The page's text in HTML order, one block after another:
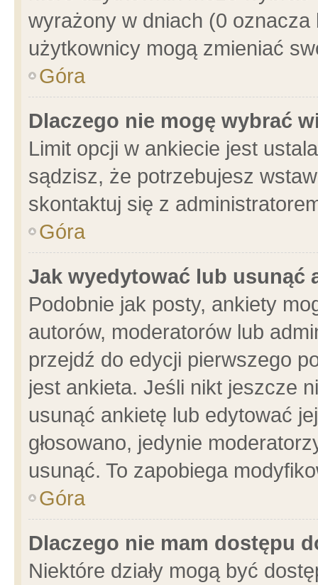
wyrażony w dniach (0
użytkownicy mogą zmieniać
Góra
Dlaczego nie mogę wybrać
Limit opcji w ankiecie jest
sądzisz, że potrzebujesz
skontaktuj się z
Góra
Jak wyedytować lub usunąć
Podobnie jak posty, ankiety
autorów, moderatorów lub
przejdź do edycji pierwszego
jest ankieta. Jeśli nikt jeszcze
usunąć ankietę lub edytować
głosowano, jedynie
usunąć. To zapobiega
Góra
Dlaczego nie mam dostępu
Niektóre działy mogą być